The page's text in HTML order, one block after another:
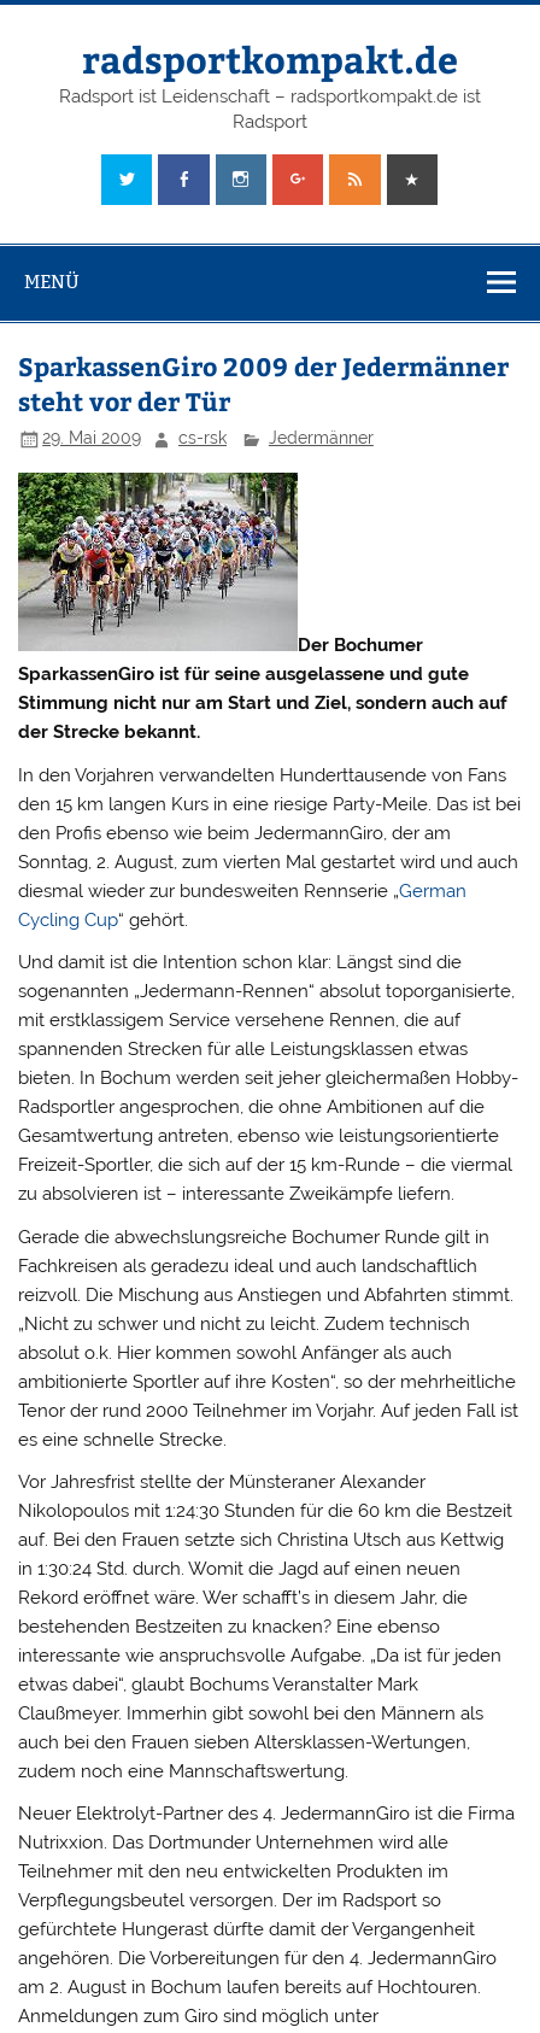
radsportkompakt.de
Radsport ist Leidenschaft – radsportkompakt.de ist
Radsport
MENÜ
SparkassenGiro 2009 der Jedermänner
steht vor der Tür
29. Mai 2009 cs-rsk Jedermänner
Der Bochumer
SparkassenGiro ist für seine ausgelassene und gute
Stimmung nicht nur am Start und Ziel, sondern auch auf
der Strecke bekannt.
In den Vorjahren verwandelten Hunderttausende von Fans
den 15 km langen Kurs in eine riesige Party-Meile. Das ist bei
den Profis ebenso wie beim JedermannGiro, der am
Sonntag, 2. August, zum vierten Mal gestartet wird und auch
diesmal wieder zur bundesweiten Rennserie „German
Cycling Cup“gehört.
Und damit ist die Intention schon klar: Längst sind die
sogenannten „Jedermann-Rennen“ absolut toporganisierte,
mit erstklassigem Service versehene Rennen, die auf
spannenden Strecken für alle Leistungsklassen etwas
bieten. In Bochum werden seit jeher gleichermaßen Hobby-
Radsportler angesprochen, die ohne Ambitionen auf die
Gesamtwertung antreten, ebenso wie leistungsorientierte
Freizeit-Sportler, die sich auf der 15 km-Runde – die viermal
zu absolvieren ist – interessante Zweikämpfe liefern.
Gerade die abwechslungsreiche Bochumer Runde gilt in
Fachkreisen als geradezu ideal und auch landschaftlich
reizvoll. Die Mischung aus Anstiegen und Abfahrten stimmt.
„Nicht zu schwer und nicht zu leicht. Zudem technisch
absolut o.k. Hier kommen sowohl Anfänger als auch
ambitionierte Sportler auf ihre Kosten“, so der mehrheitliche
Tenor der rund 2000 Teilnehmer im Vorjahr. Auf jeden Fall ist
es eine schnelle Strecke.
Vor Jahresfrist stellte der Münsteraner Alexander
Nikolopoulos mit 1:24:30 Stunden für die 60 km die Bestzeit
auf. Bei den Frauen setzte sich Christina Utsch aus Kettwig
in 1:30:24 Std. durch. Womit die Jagd auf einen neuen
Rekord eröffnet wäre. Wer schafft’s in diesem Jahr, die
bestehenden Bestzeiten zu knacken? Eine ebenso
interessante wie anspruchsvolle Aufgabe. „Da ist für jeden
etwas dabei“, glaubt Bochums Veranstalter Mark
Claußmeyer. Immerhin gibt sowohl bei den Männern als
auch bei den Frauen sieben Altersklassen-Wertungen,
zudem noch eine Mannschaftswertung.
Neuer Elektrolyt-Partner des 4. JedermannGiro ist die Firma
Nutrixxion. Das Dortmunder Unternehmen wird alle
Teilnehmer mit den neu entwickelten Produkten im
Verpflegungsbeutel versorgen. Der im Radsport so
gefürchtete Hungerast dürfte damit der Vergangenheit
angehören. Die Vorbereitungen für den 4. JedermannGiro
am 2. August in Bochum laufen bereits auf Hochtouren.
Anmeldungen zum Giro sind möglich unter